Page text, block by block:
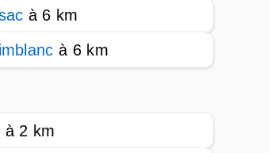
à 6 km
à 6 km
à 2 km